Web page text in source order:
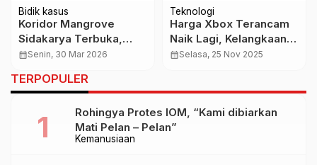
Bidik kasus
Koridor Mangrove
Sidakarya Terbuka,
Pansus TRAP Disorot
Ruang
calendar_monthSenin, 30 Mar 2026
Teknologi
Harga Xbox Terancam
Naik Lagi, Kelangkaan
RAM Jadi Biang Kerok
calendar_monthSelasa, 25 Nov 2025
TERPOPULER
Kemanusiaan
Rohingya Protes IOM, “Kami dibiarkan
Mati Pelan – Pelan”